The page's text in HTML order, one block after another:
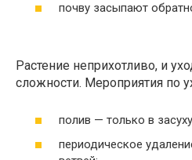
почву засыпают
Растение неприхотливо, и
сложности. Мероприятия по
полив — только в
периодическое